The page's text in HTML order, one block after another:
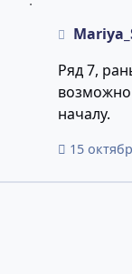
Ряд 7,
возможно
началу.
15